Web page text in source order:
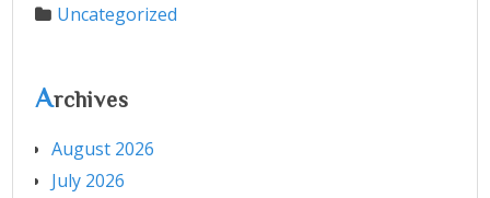
Uncategorized
Archives
August 2026
July 2026